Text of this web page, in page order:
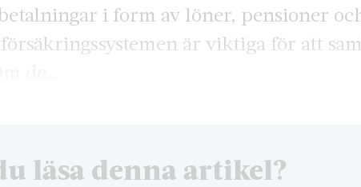
i form av löner, pensioner
är viktiga för att
läsa denna artikel?